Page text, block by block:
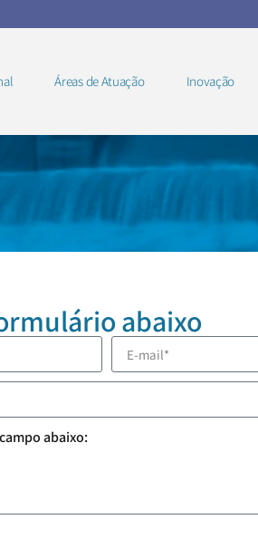
Áreas de Atuação Inovação
abaixo
abaixo: